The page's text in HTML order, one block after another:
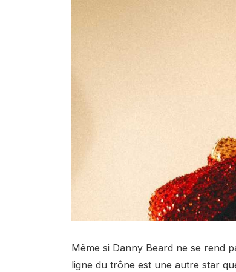
Même si Danny Beard ne se rend
ligne du trône est une autre star